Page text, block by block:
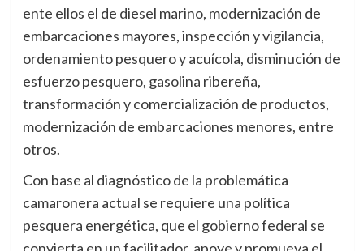
ente ellos el de diesel marino, modernización de
embarcaciones mayores, inspección y vigilancia,
ordenamiento pesquero y acuícola, disminución de
esfuerzo pesquero, gasolina ribereña,
transformación y comercialización de productos,
modernización de embarcaciones menores, entre
otros.
Con base al diagnóstico de la problemática
camaronera actual se requiere una política
pesquera energética, que el gobierno federal se